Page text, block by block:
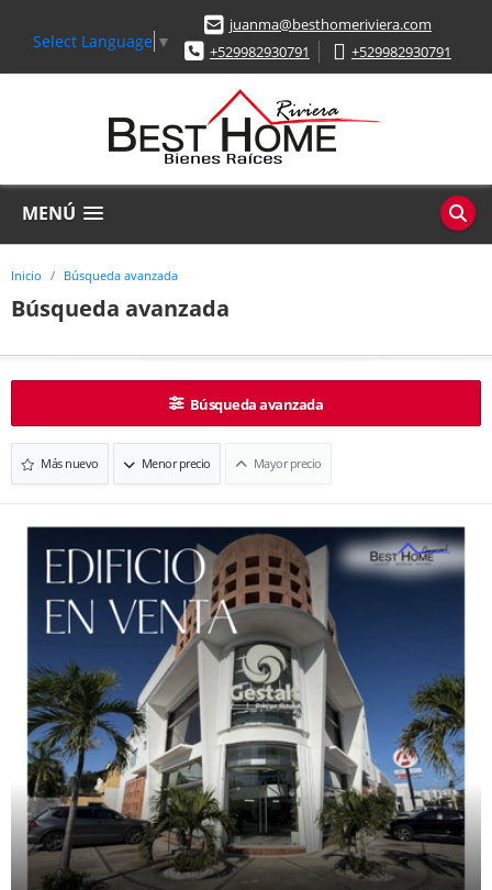
Select Language ▼
juanma@besthomeriviera.com
+529982930791
+529982930791
MENÚ
Inicio Búsqueda avanzada
Búsqueda avanzada
Búsqueda avanzada
Más nuevo Menor precio Mayor precio